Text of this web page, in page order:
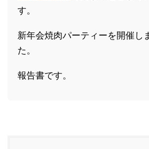
す。
新年会焼肉パーティーを開催し
た。
報告書です。